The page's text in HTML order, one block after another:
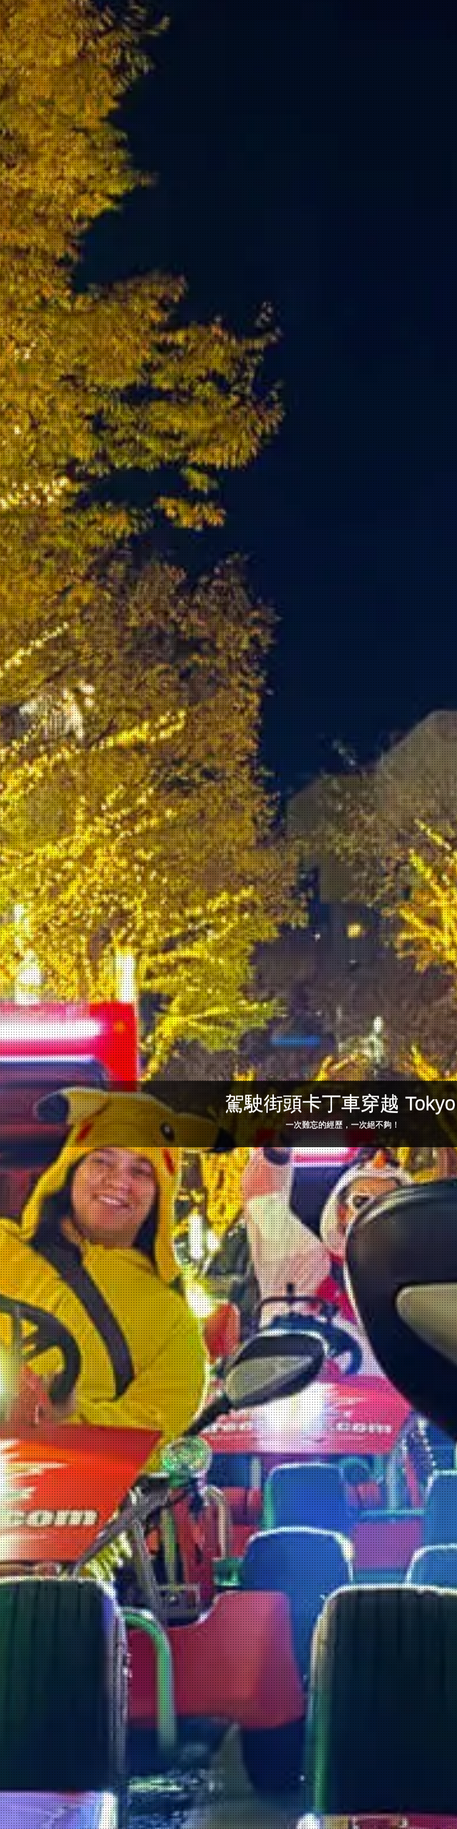
駕駛街頭卡丁車穿越
一次難忘的經歷，一次絕不夠！